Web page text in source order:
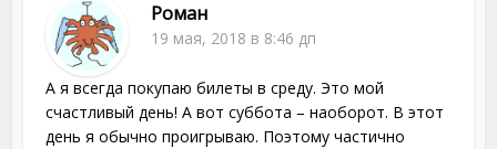
Роман
19 мая, 2018 в 8:46 дп
А я всегда покупаю билеты в среду. Это мой
счастливый день! А вот суббота – наоборот. В этот
день я обычно проигрываю. Поэтому частично